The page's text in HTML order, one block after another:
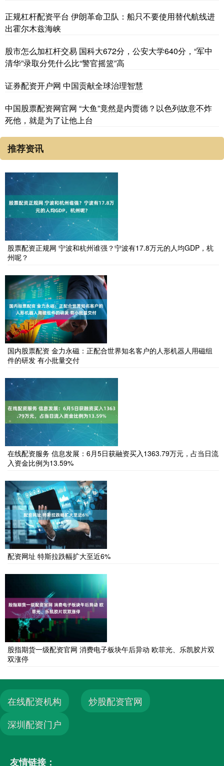
正规杠杆配资平台 伊朗革命卫队：船只不要使用替代航线进
出霍尔木兹海峡
股市怎么加杠杆交易 国科大672分，公安大学640分，“军中
清华”录取分凭什么比“警官摇篮”高
证券配资开户网 中国贡献全球治理智慧
中国股票配资网官网 “大鱼”竟然是内贾德？以色列故意不炸
死他，就是为了让他上台
推荐资讯
股票配资正规网 宁波和杭州谁强？宁波有17.8万元的人均GDP，杭
州呢？
国内股票配资 金力永磁：正配合世界知名客户的人形机器人用磁组
件的研发 有小批量交付
在线配资服务 信息发展：6月5日获融资买入1363.79万元，占当日流
入资金比例为13.59%
配资网址 特斯拉跌幅扩大至近6%
股指期货一级配资官网 消费电子板块午后异动 欧菲光、乐凯胶片双
双涨停
在线配资机构
炒股配资官网
深圳配资门户
友情链接：